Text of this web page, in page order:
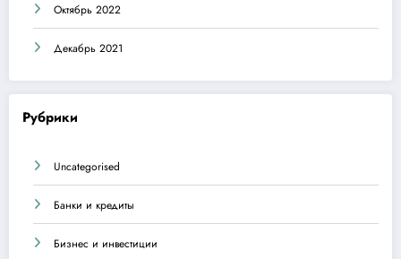
Октябрь 2022
Декабрь 2021
Рубрики
Uncategorised
Банки и кредиты
Бизнес и инвестиции